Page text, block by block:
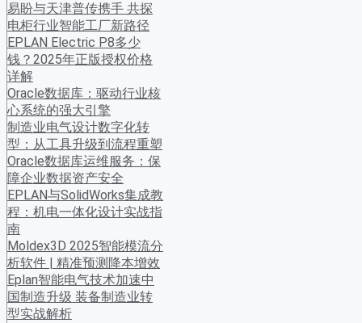
易盼与天津普传携手 共探
电柜行业智能工厂新路径
EPLAN Electric P8多少
钱？2025年正版授权价格
详解
Oracle数据库：驱动行业核
心系统的强大引擎
制造业电气设计数字化转
型：从工具升级到流程重塑
Oracle数据库运维服务：保
障企业数据资产安全
EPLAN与SolidWorks集成教
程：机电一体化设计实战指
南
Moldex3D 2025智能模流分
析软件 | 精准预测降本增效
Eplan智能电气技术加速中
国制造升级 装备制造业转
型实战解析